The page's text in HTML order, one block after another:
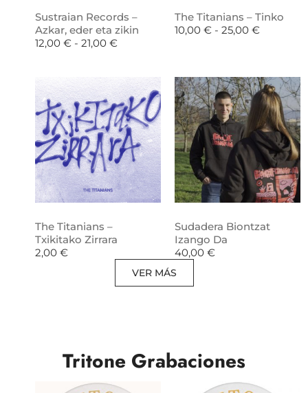
Sustraian Records –
Azkar, eder eta zikin
12,00 € - 21,00 €
The Titanians – Tinko
10,00 € - 25,00 €
The Titanians –
Txikitako Zirrara
2,00 €
Sudadera Biontzat
Izango Da
40,00 €
VER MÁS
Tritone Grabaciones